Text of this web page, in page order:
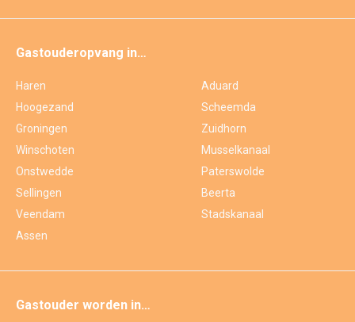
Gastouderopvang in…
Haren
Hoogezand
Groningen
Winschoten
Onstwedde
Sellingen
Veendam
Assen
Aduard
Scheemda
Zuidhorn
Musselkanaal
Paterswolde
Beerta
Stadskanaal
Gastouder worden in…